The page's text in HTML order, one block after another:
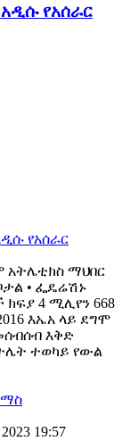
የአሰራር
አትሌቲክስ ማህበር
• ፌዴሬሽኑ
4 ሚሊየን 668
እኤአ ላይ ደግሞ
እቅድ
ተወካይ የውል
19:57